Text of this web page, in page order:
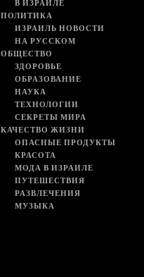
В ИЗРАИЛЕ
ПОЛИТИКА
ИЗРАИЛЬ НОВОСТИ
НА РУССКОМ
ОБЩЕСТВО
ЗДОРОВЬЕ
ОБРАЗОВАНИЕ
НАУКА
ТЕХНОЛОГИИ
СЕКРЕТЫ МИРА
КАЧЕСТВО ЖИЗНИ
ОПАСНЫЕ ПРОДУКТЫ
КРАСОТА
МОДА В ИЗРАИЛЕ
ПУТЕШЕСТВИЯ
РАЗВЛЕЧЕНИЯ
МУЗЫКА